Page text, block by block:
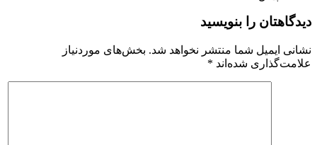
دیدگاهتان را بنویسید
نشانی ایمیل شما منتشر نخواهد شد. بخش‌های موردنیاز
علامت‌گذاری شده‌اند *